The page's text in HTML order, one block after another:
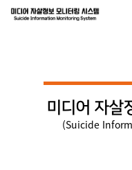
미디어 자살
(Suicide